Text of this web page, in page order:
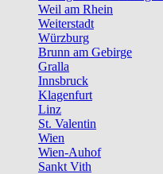
Weil am Rhein
Weiterstadt
Würzburg
Brunn am Gebirge
Gralla
Innsbruck
Klagenfurt
Linz
St. Valentin
Wien
Wien-Auhof
Sankt Vith